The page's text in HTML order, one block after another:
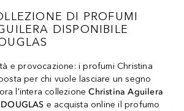
DI PROFUMI
DISPONIBILE
e provocazione: i profumi Christina
per chi vuole lasciare un segno
l'intera collezioneChristina Aguilera
e acquista online il profumo